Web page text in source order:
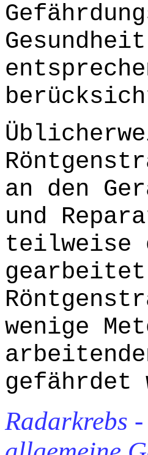
an den
und
teilweise
wenige
gefährdet
Radarkrebs